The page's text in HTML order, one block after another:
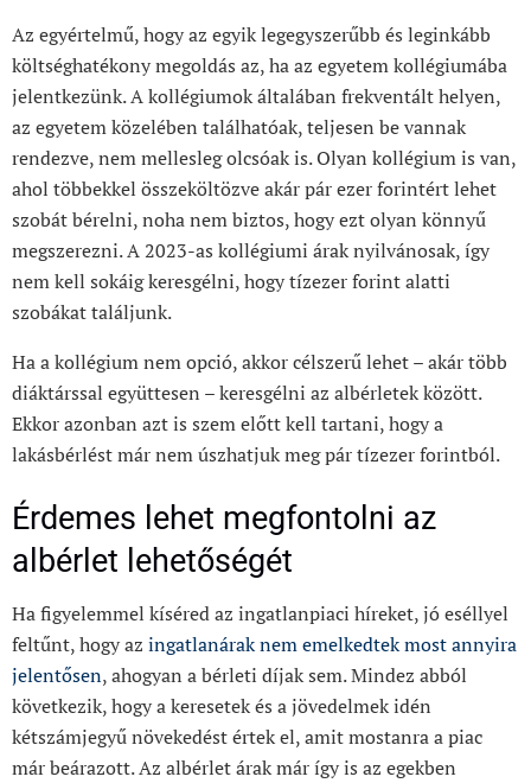
Az egyértelmű, hogy az egyik legegyszerűbb és leginkább
költséghatékony megoldás az, ha az egyetem kollégiumába
jelentkezünk. A kollégiumok általában frekventált helyen,
az egyetem közelében találhatóak, teljesen be vannak
rendezve, nem mellesleg olcsóak is. Olyan kollégium is van,
ahol többekkel összeköltözve akár pár ezer forintért lehet
szobát bérelni, noha nem biztos, hogy ezt olyan könnyű
megszerezni. A 2023-as kollégiumi árak nyilvánosak, így
nem kell sokáig keresgélni, hogy tízezer forint alatti
szobákat találjunk.
Ha a kollégium nem opció, akkor célszerű lehet – akár több
diáktárssal együttesen – keresgélni az albérletek között.
Ekkor azonban azt is szem előtt kell tartani, hogy a
lakásbérlést már nem úszhatjuk meg pár tízezer forintból.
Érdemes lehet megfontolni az
albérlet lehetőségét
Ha figyelemmel kíséred az ingatlanpiaci híreket, jó eséllyel
feltűnt, hogy az ingatlanárak nem emelkedtek most annyira
jelentősen, ahogyan a bérleti díjak sem. Mindez abból
következik, hogy a keresetek és a jövedelmek idén
kétszámjegyű növekedést értek el, amit mostanra a piac
már beárazott. Az albérlet árak már így is az egekben